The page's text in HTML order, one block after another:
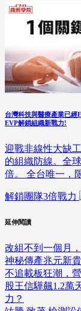
台灣科技與醫療產業已經
EVP解鎖組織新戰力!
迎戰非線性大缺
的組織防線。全
倍。 全台唯一，
解鎖團隊3倍戰力
延伸閱讀
改組不到一個月
神秘傳產兆元新貴
不追載板狂潮，
股王信驊飆1.2萬
力？